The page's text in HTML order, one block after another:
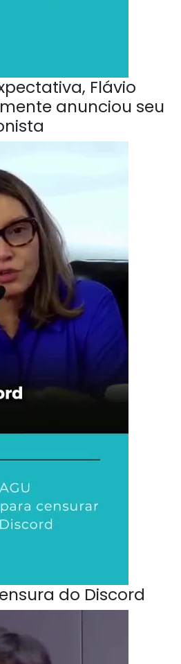
Flávio
anunciou seu
do Discord